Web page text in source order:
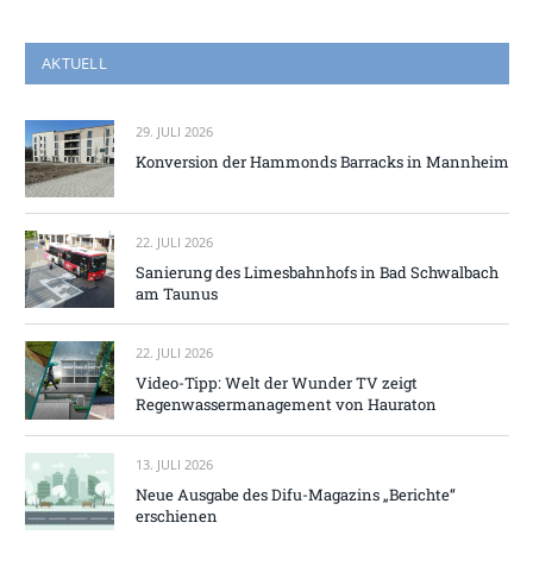
AKTUELL
29. JULI 2026
Konversion der Hammonds Barracks in Mannheim
22. JULI 2026
Sanierung des Limesbahnhofs in Bad Schwalbach
am Taunus
22. JULI 2026
Video-Tipp: Welt der Wunder TV zeigt
Regenwassermanagement von Hauraton
13. JULI 2026
Neue Ausgabe des Difu-Magazins „Berichte“
erschienen